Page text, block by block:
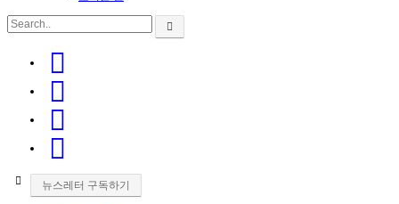
뉴스레터 구독하기